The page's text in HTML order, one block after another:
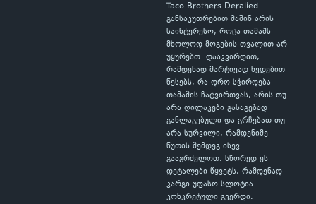
Taco Brothers Deralied
განსაკუთრებით მაშინ არის
საინტერესო, როცა თამაშს
მხოლოდ მოგების თვალით არ
უყურებთ. დააკვირდით,
რამდენად მარტივად ხვდებით
წესებს, რა დრო სჭირდება
თამაშის ჩატვირთვას, არის თუ
არა ღილაკები გასაგებად
განლაგებული და გრჩებათ თუ
არა სურვილი, რამდენიმე
წუთის შემდეგ ისევ
გააგრძელოთ. სწორედ ეს
დეტალები წყვეტს, რამდენად
კარგი უფასო სლოტია
კონკრეტული გვერდი.